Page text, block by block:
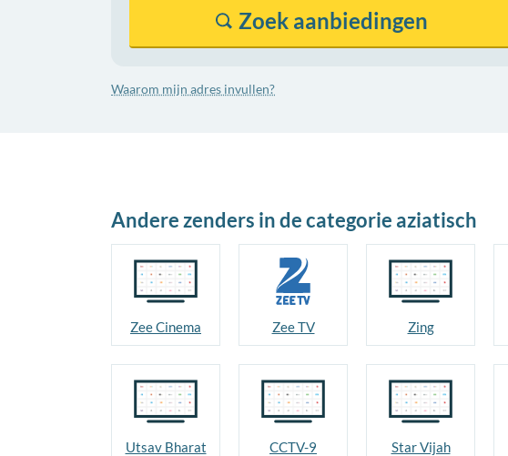
Zoek aanbiedingen
Waarom mijn adres invullen?
Andere zenders in de categorie aziatisch
Zee Cinema Zee TV Zing
Utsav Bharat CCTV-9 Star Vijah